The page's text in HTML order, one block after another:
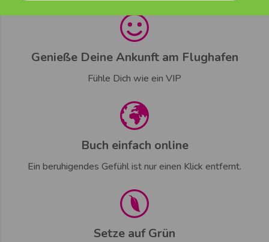
Genieße Deine Ankunft am Flughafen
Fühle Dich wie ein VIP
Buch einfach online
Ein beruhigendes Gefühl ist nur einen Klick entfernt.
Setze auf Grün